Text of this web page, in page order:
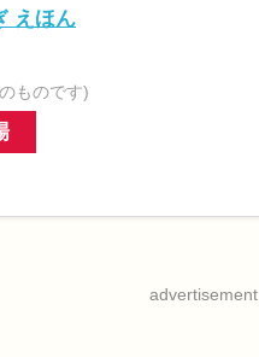
えほん
ものです)
advertisement